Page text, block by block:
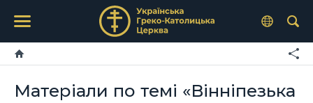
Матеріали по темі «Вінніпезька